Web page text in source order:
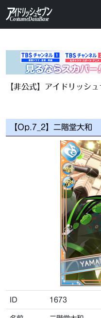
【非公式】アイドリッシ
【Op.7_2】二階堂大和
ID 1673